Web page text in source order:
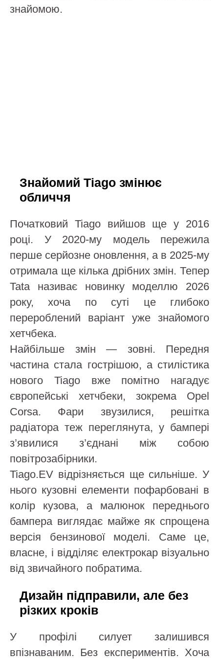
знайомою.
Знайомий Tiago змінює
обличчя
Початковий Tiago вийшов ще у 2016
році. У 2020-му модель пережила
перше серйозне оновлення, а в 2025-му
отримала ще кілька дрібних змін. Тепер
Tata називає новинку моделлю 2026
року, хоча по суті це глибоко
перероблений варіант уже знайомого
хетчбека.
Найбільше змін — зовні. Передня
частина стала гострішою, а стилістика
нового Tiago вже помітно нагадує
європейські хетчбеки, зокрема Opel
Corsa. Фари звузилися, решітка
радіатора теж переглянута, у бампері
з’явилися з’єднані між собою
повітрозабірники.
Tiago.EV відрізняється ще сильніше. У
нього кузовні елементи пофарбовані в
колір кузова, а малюнок переднього
бампера виглядає майже як спрощена
версія бензинової моделі. Саме це,
власне, і відділяє електрокар візуально
від звичайного побратима.
Дизайн підправили, але без
різких кроків
У профілі силует залишився
впізнаваним. Без експериментів. Хоча